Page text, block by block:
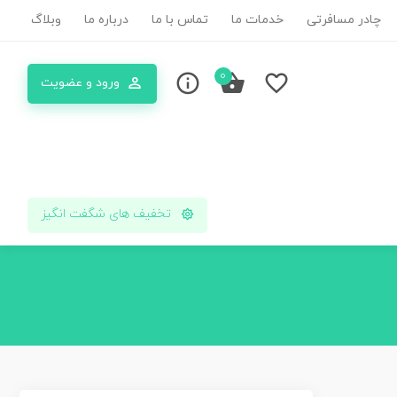
چادر مسافرتی خدمات ما تماس با ما درباره ما وبلاگ
ورود و عضویت 0
تخفیف های شگفت انگیز